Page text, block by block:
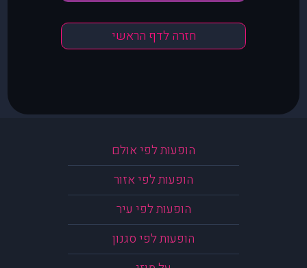
חזרה לדף הראשי
הופעות לפי אולם
הופעות לפי אזור
הופעות לפי עיר
הופעות לפי סגנון